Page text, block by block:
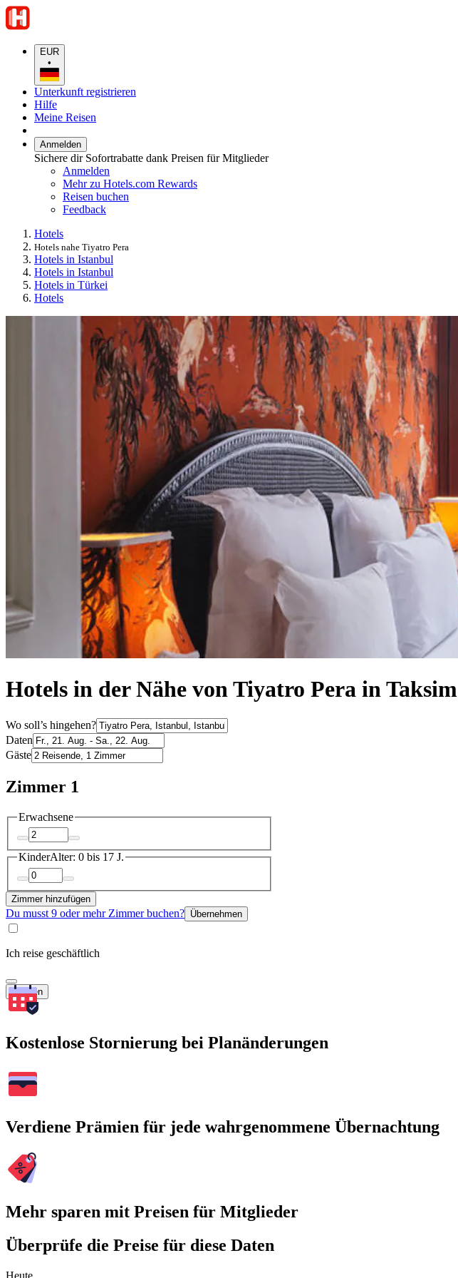
EUR
•
Unterkunft registrieren
Hilfe
Meine Reisen
Anmelden
Sichere dir Sofortrabatte dank Preisen für Mitglieder
Anmelden
Mehr zu Hotels.com Rewards
Reisen buchen
Feedback
Hotels
Hotels nahe Tiyatro Pera
Hotels in Istanbul
Hotels in Istanbul
Hotels in Türkei
Hotels
Hotels in der Nähe von Tiyatro Pera in Taksim
Wo soll’s hingehen?
Daten
Gäste
Zimmer 1
Erwachsene
KinderAlter: 0 bis 17 J.
Zimmer hinzufügen
Du musst 9 oder mehr Zimmer buchen? Übernehmen
Ich reise geschäftlich
Suchen
Kostenlose Stornierung bei Planänderungen
Verdiene Prämien für jede wahrgenommene Übernachtung
Mehr sparen mit Preisen für Mitglieder
Überprüfe die Preise für diese Daten